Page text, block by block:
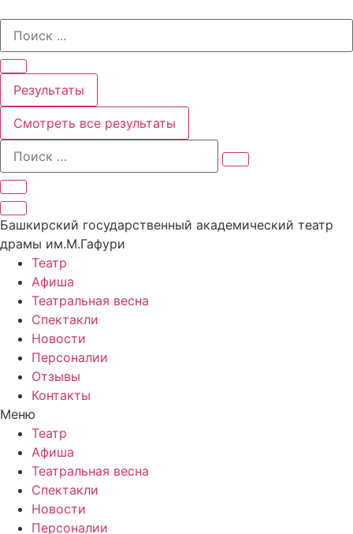
содержимому
Search
Результаты
Смотреть все результаты
Башкирский государственный академический театр
драмы им.М.Гафури
Театр
Афиша
Театральная весна
Спектакли
Новости
Персоналии
Отзывы
Контакты
Меню
Театр
Афиша
Театральная весна
Спектакли
Новости
Персоналии